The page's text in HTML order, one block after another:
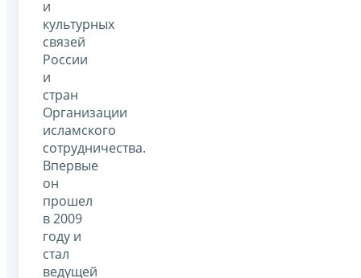
и
культурных
связей
России
и
стран
Организации
исламского
сотрудничества.
Впервые
он
прошел
в 2009
году и
стал
ведущей